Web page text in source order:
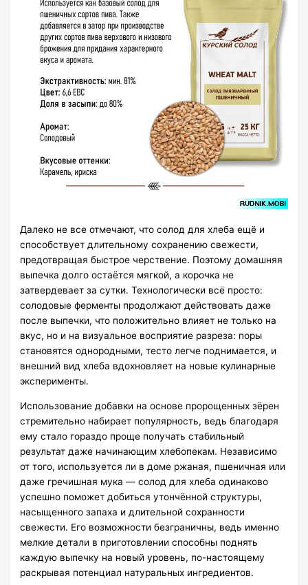
Далеко не все отмечают, что солод для хлеба ещё и
способствует длительному сохранению свежести,
предотвращая быстрое черствение. Поэтому домашняя
выпечка долго остаётся мягкой, а корочка не
затвердевает за сутки. Технологически всё просто:
солодовые ферменты продолжают действовать даже
после выпечки, что положительно влияет не только на
вкус, но и на визуальное восприятие разреза: поры
становятся однородными, тесто легче поднимается, и
внешний вид хлеба вдохновляет на новые кулинарные
эксперименты.
Использование добавки на основе пророщенных зёрен
стремительно набирает популярность, ведь благодаря
ему стало гораздо проще получать стабильный
результат даже начинающим хлебопекам. Независимо
от того, используется ли в доме ржаная, пшеничная или
даже гречишная мука — солод для хлеба одинаково
успешно поможет добиться утончённой структуры,
насыщенного запаха и длительной сохранности
свежести. Его возможности безграничны, ведь именно
мелкие детали в приготовлении способны поднять
каждую выпечку на новый уровень, по-настоящему
раскрывая потенциал натуральных ингредиентов.